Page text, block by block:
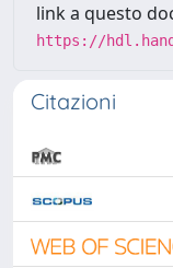
link a questo
https://
Citazioni